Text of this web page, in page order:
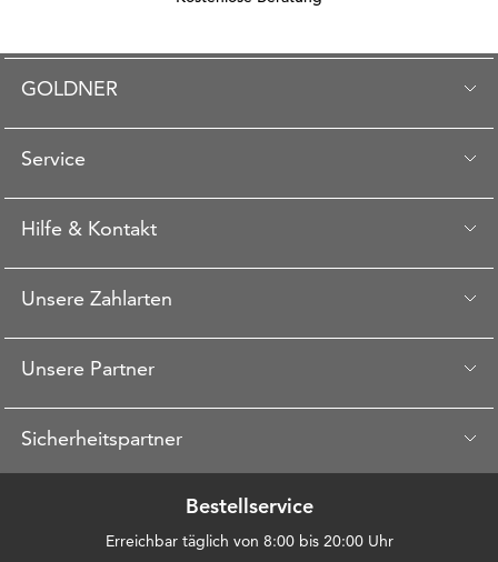
GOLDNER
Service
Hilfe & Kontakt
Unsere Zahlarten
Unsere Partner
Sicherheitspartner
Bestellservice
Erreichbar täglich von 8:00 bis 20:00 Uhr